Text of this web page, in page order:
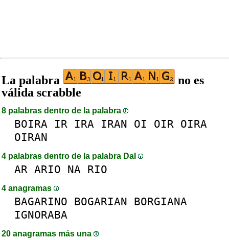
La palabra
no es
válida scrabble
8 palabras dentro de la palabra
BOIRA IR IRA IRAN OI OIR OIRA
OIRAN
4 palabras dentro de la palabra DaI
AR ARIO NA RIO
4 anagramas
BAGARINO BOGARIAN BORGIANA
IGNORABA
20 anagramas más una